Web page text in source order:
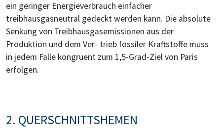
ein geringer Energieverbrauch einfacher
treibhausgasneutral gedeckt werden kann. Die absolute
Senkung von Treibhausgasemissionen aus der
Produktion und dem Ver- trieb fossiler Kraftstoffe muss
in jedem Falle kongruent zum 1,5-Grad-Ziel von Paris
erfolgen.
2. QUERSCHNITTSHEMEN